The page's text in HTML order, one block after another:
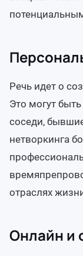
Речь идет о
Это могут
соседи,
нетворкинга
отраслях
Онлайн и